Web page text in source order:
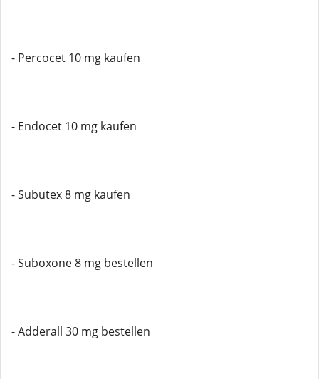
- Percocet 10 mg kaufen
- Endocet 10 mg kaufen
- Subutex 8 mg kaufen
- Suboxone 8 mg bestellen
- Adderall 30 mg bestellen